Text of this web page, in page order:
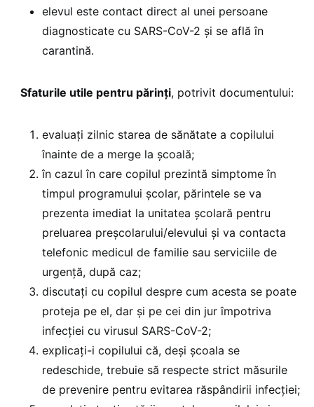
elevul este contact direct al unei persoane
diagnosticate cu SARS-CoV-2 şi se află în
carantină.
Sfaturile utile pentru părinți, potrivit documentului:
evaluaţi zilnic starea de sănătate a copilului
înainte de a merge la şcoală;
în cazul în care copilul prezintă simptome în
timpul programului şcolar, părintele se va
prezenta imediat la unitatea şcolară pentru
preluarea preşcolarului/elevului şi va contacta
telefonic medicul de familie sau serviciile de
urgenţă, după caz;
discutaţi cu copilul despre cum acesta se poate
proteja pe el, dar şi pe cei din jur împotriva
infecţiei cu virusul SARS-CoV-2;
explicaţi-i copilului că, deşi şcoala se
redeschide, trebuie să respecte strict măsurile
de prevenire pentru evitarea răspândirii infecţiei;